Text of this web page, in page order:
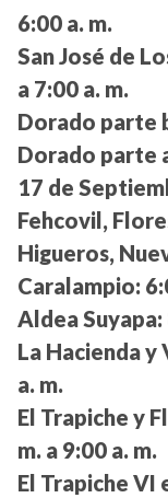
6:00 a. m.
San José de
a 7:00 a. m.
Dorado parte
Dorado parte
17 de
Fehcovil,
Higueros,
Caralampio:
Aldea Suyapa:
La Hacienda y
a. m.
El Trapiche y
m. a 9:00 a. m.
El Trapiche VI